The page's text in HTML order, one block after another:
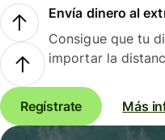
Envía dinero al
Consigue que tu
importar la
Regístrate Más